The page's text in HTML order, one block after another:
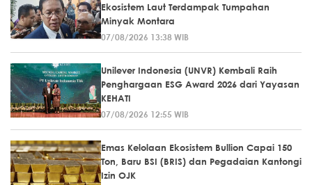
Ekosistem Laut Terdampak Tumpahan
Minyak Montara
07/08/2026 13:38 WIB
Unilever Indonesia (UNVR) Kembali Raih
Penghargaan ESG Award 2026 dari Yayasan
KEHATI
07/08/2026 12:55 WIB
Emas Kelolaan Ekosistem Bullion Capai 150
Ton, Baru BSI (BRIS) dan Pegadaian Kantongi
Izin OJK